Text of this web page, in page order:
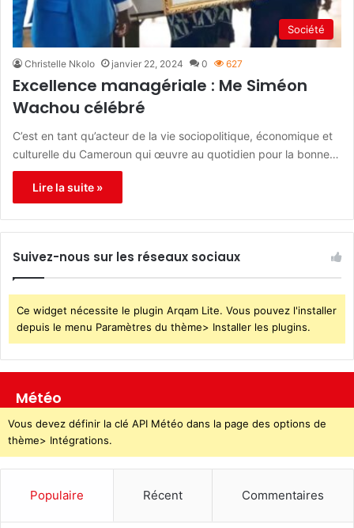
Société
Christelle Nkolo janvier 22, 2024 0 627
Excellence managériale : Me Siméon
Wachou célébré
C’est en tant qu’acteur de la vie sociopolitique, économique et
culturelle du Cameroun qui œuvre au quotidien pour la bonne…
Lire la suite »
Suivez-nous sur les réseaux sociaux
Ce widget nécessite le plugin Arqam Lite. Vous pouvez l'installer
depuis le menu Paramètres du thème> Installer les plugins.
Météo
Vous devez définir la clé API Météo dans la page des options de
thème> Intégrations.
Populaire Récent Commentaires